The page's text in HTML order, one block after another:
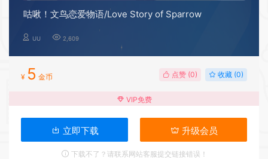
咕啾！文鸟恋爱物语/Love Story of Sparrow
UU 2,609
¥ 5 金币 点赞 (0) 收藏 (0)
VIP免费
立即下载 升级会员
下载不了？请联系网站客服提交链接错误！